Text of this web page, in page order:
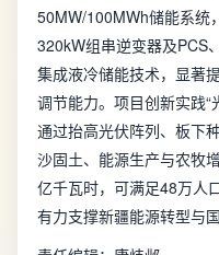
50MW/100MWh储能系统
320kW组串逆变器及PCS
集成液冷储能技术，显著
调节能力。项目创新实践“
通过抬高光伏阵列、板下
沙固土、能源生产与农牧
亿千瓦时，可满足48万人
有力支撑新疆能源转型与